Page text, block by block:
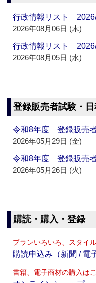
行政情報リスト
2026年08月06日 (木)
行政情報リスト
2026年08月05日 (水)
登録販売者試験・
令和8年度 登録販売
2026年05月29日 (金)
令和8年度 登録販売
2026年05月26日 (火)
購読・購入・登録
プランいろいろ、スタイ
購読申込み（新聞 / 電
書籍、電子商材の購入は